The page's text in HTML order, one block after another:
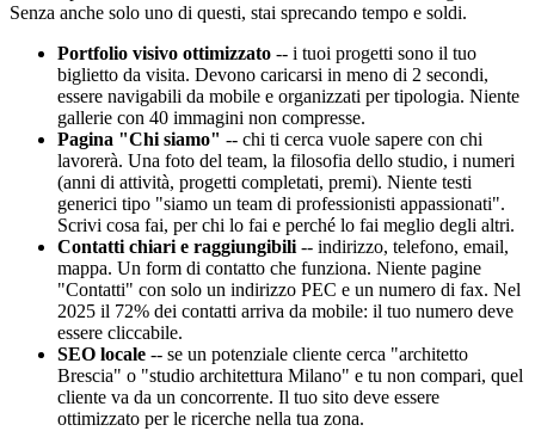
Senza anche solo uno di questi, stai sprecando tempo e soldi.
Portfolio visivo ottimizzato -- i tuoi progetti sono il tuo
biglietto da visita. Devono caricarsi in meno di 2 secondi,
essere navigabili da mobile e organizzati per tipologia. Niente
gallerie con 40 immagini non compresse.
Pagina "Chi siamo" -- chi ti cerca vuole sapere con chi
lavorerà. Una foto del team, la filosofia dello studio, i numeri
(anni di attività, progetti completati, premi). Niente testi
generici tipo "siamo un team di professionisti appassionati".
Scrivi cosa fai, per chi lo fai e perché lo fai meglio degli altri.
Contatti chiari e raggiungibili -- indirizzo, telefono, email,
mappa. Un form di contatto che funziona. Niente pagine
"Contatti" con solo un indirizzo PEC e un numero di fax. Nel
2025 il 72% dei contatti arriva da mobile: il tuo numero deve
essere cliccabile.
SEO locale -- se un potenziale cliente cerca "architetto
Brescia" o "studio architettura Milano" e tu non compari, quel
cliente va da un concorrente. Il tuo sito deve essere
ottimizzato per le ricerche nella tua zona.